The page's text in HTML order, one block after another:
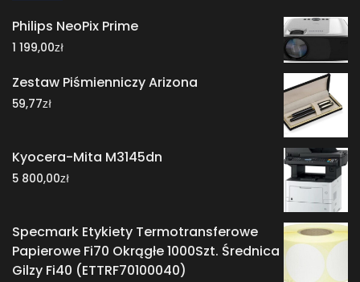
Philips NeoPix Prime
1 199,00zł
Zestaw Piśmienniczy Arizona
59,77zł
Kyocera-Mita M3145dn
5 800,00zł
Specmark Etykiety Termotransferowe
Papierowe Fi70 Okrągłe 1000Szt. Średnica
Gilzy Fi40 (ETTRF70100040)